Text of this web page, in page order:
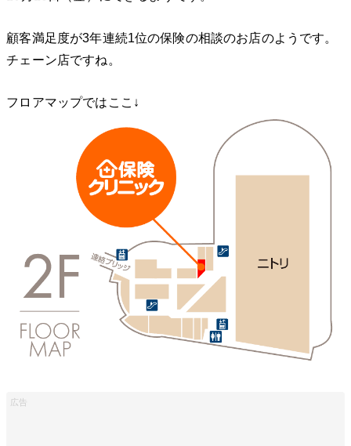
顧客満足度が3年連続1位の保険の相談のお店のようです。
チェーン店ですね。
フロアマップではここ↓